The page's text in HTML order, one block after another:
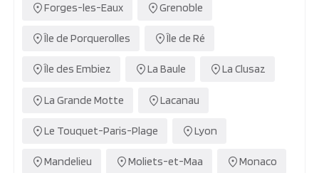
Forges-les-Eaux Grenoble
Île de Porquerolles Île de Ré
Île des Embiez La Baule La Clusaz
La Grande Motte Lacanau
Le Touquet-Paris-Plage Lyon
Mandelieu Moliets-et-Maa Monaco